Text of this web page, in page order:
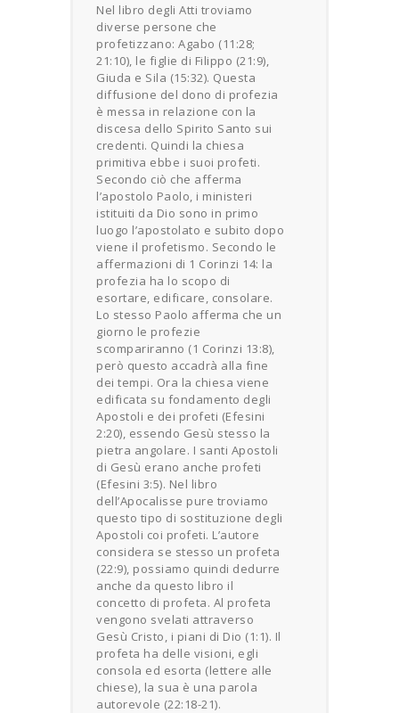
Nel libro degli Atti troviamo
diverse persone che
profetizzano: Agabo (11:28;
21:10), le figlie di Filippo (21:9),
Giuda e Sila (15:32). Questa
diffusione del dono di profezia
è messa in relazione con la
discesa dello Spirito Santo sui
credenti. Quindi la chiesa
primitiva ebbe i suoi profeti.
Secondo ciò che afferma
l’apostolo Paolo, i ministeri
istituiti da Dio sono in primo
luogo l’apostolato e subito dopo
viene il profetismo. Secondo le
affermazioni di 1 Corinzi 14: la
profezia ha lo scopo di
esortare, edificare, consolare.
Lo stesso Paolo afferma che un
giorno le profezie
scompariranno (1 Corinzi 13:8),
però questo accadrà alla fine
dei tempi. Ora la chiesa viene
edificata su fondamento degli
Apostoli e dei profeti (Efesini
2:20), essendo Gesù stesso la
pietra angolare. I santi Apostoli
di Gesù erano anche profeti
(Efesini 3:5). Nel libro
dell’Apocalisse pure troviamo
questo tipo di sostituzione degli
Apostoli coi profeti. L’autore
considera se stesso un profeta
(22:9), possiamo quindi dedurre
anche da questo libro il
concetto di profeta. Al profeta
vengono svelati attraverso
Gesù Cristo, i piani di Dio (1:1). Il
profeta ha delle visioni, egli
consola ed esorta (lettere alle
chiese), la sua è una parola
autorevole (22:18-21).